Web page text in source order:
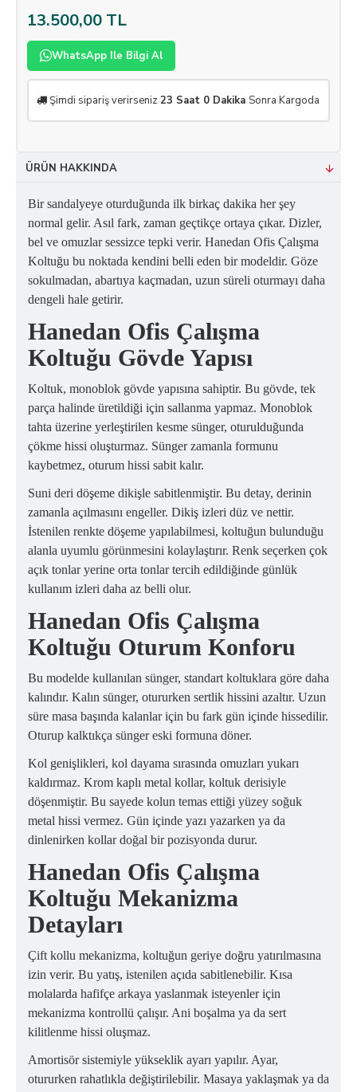
13.500,00 TL
WhatsApp Ile Bilgi Al
Şimdi sipariş verirseniz23 Saat 0 DakikaSonra Kargoda
ÜRÜN HAKKINDA
Bir sandalyeye oturduğunda ilk birkaç dakika her şey
normal gelir. Asıl fark, zaman geçtikçe ortaya çıkar. Dizler,
bel ve omuzlar sessizce tepki verir. Hanedan Ofis Çalışma
Koltuğu bu noktada kendini belli eden bir modeldir. Göze
sokulmadan, abartıya kaçmadan, uzun süreli oturmayı daha
dengeli hale getirir.
Hanedan Ofis Çalışma
Koltuğu Gövde Yapısı
Koltuk, monoblok gövde yapısına sahiptir. Bu gövde, tek
parça halinde üretildiği için sallanma yapmaz. Monoblok
tahta üzerine yerleştirilen kesme sünger, oturulduğunda
çökme hissi oluşturmaz. Sünger zamanla formunu
kaybetmez, oturum hissi sabit kalır.
Suni deri döşeme dikişle sabitlenmiştir. Bu detay, derinin
zamanla açılmasını engeller. Dikiş izleri düz ve nettir.
İstenilen renkte döşeme yapılabilmesi, koltuğun bulunduğu
alanla uyumlu görünmesini kolaylaştırır. Renk seçerken çok
açık tonlar yerine orta tonlar tercih edildiğinde günlük
kullanım izleri daha az belli olur.
Hanedan Ofis Çalışma
Koltuğu Oturum Konforu
Bu modelde kullanılan sünger, standart koltuklara göre daha
kalındır. Kalın sünger, otururken sertlik hissini azaltır. Uzun
süre masa başında kalanlar için bu fark gün içinde hissedilir.
Oturup kalktıkça sünger eski formuna döner.
Kol genişlikleri, kol dayama sırasında omuzları yukarı
kaldırmaz. Krom kaplı metal kollar, koltuk derisiyle
döşenmiştir. Bu sayede kolun temas ettiği yüzey soğuk
metal hissi vermez. Gün içinde yazı yazarken ya da
dinlenirken kollar doğal bir pozisyonda durur.
Hanedan Ofis Çalışma
Koltuğu Mekanizma
Detayları
Çift kollu mekanizma, koltuğun geriye doğru yatırılmasına
izin verir. Bu yatış, istenilen açıda sabitlenebilir. Kısa
molalarda hafifçe arkaya yaslanmak isteyenler için
mekanizma kontrollü çalışır. Ani boşalma ya da sert
kilitlenme hissi oluşmaz.
Amortisör sistemiyle yükseklik ayarı yapılır. Ayar,
otururken rahatlıkla değiştirilebilir. Masaya yaklaşmak ya da